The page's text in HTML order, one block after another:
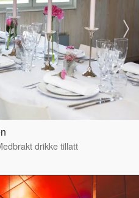
drikke tillatt